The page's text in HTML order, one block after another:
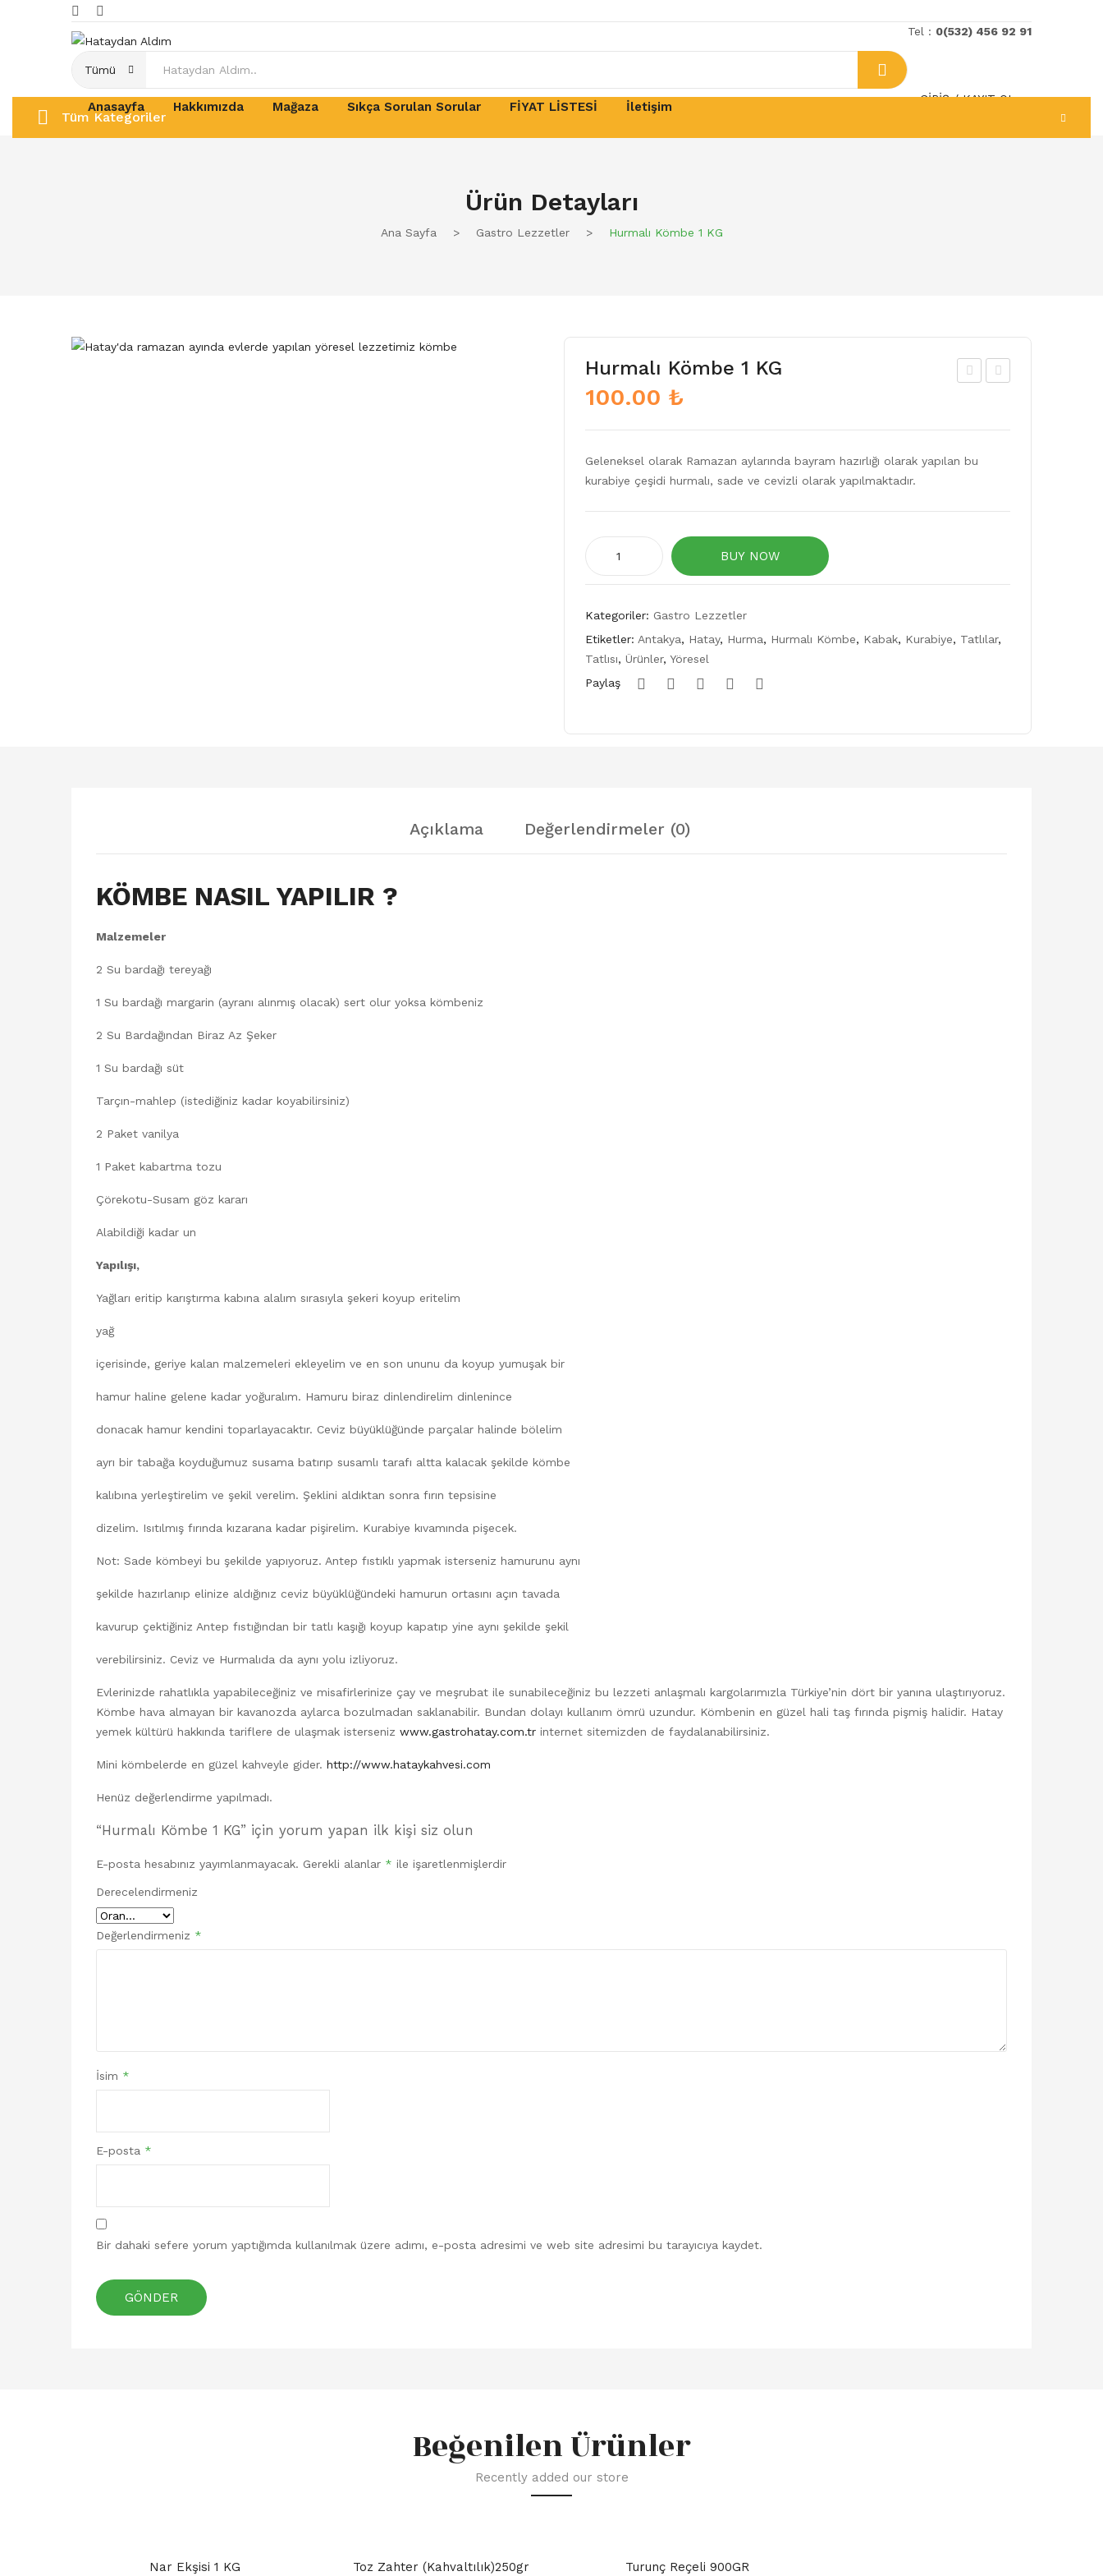
Tel : 0(532) 456 92 91
Tümü
GIRIŞ/KAYIT OL
Tüm Kategoriler
Anasayfa Hakkımızda Mağaza Sıkça Sorulan Sorular FİYAT LİSTESİ İletişim
Ürün Detayları
Ana Sayfa > Gastro Lezzetler > Hurmalı Kömbe 1 KG
tin
kg) 1KG
Hurmalı Kömbe 1 KG
100.00 ₺
Geleneksel olarak Ramazan aylarında bayram hazırlığı olarak yapılan bu
kurabiye çeşidi hurmalı, sade ve cevizli olarak yapılmaktadır.
Kömbe
1
BUY NOW
Kategoriler: Gastro Lezzetler
Etiketler: Antakya, Hatay, Hurma, Hurmalı Kömbe, Kabak, Kurabiye, Tatlılar,
Tatlısı, Ürünler, Yöresel
Paylaş
Açıklama Değerlendirmeler (0)
KÖMBE NASIL YAPILIR ?
Malzemeler
2 Su bardağı tereyağı
1 Su bardağı margarin (ayranı alınmış olacak) sert olur yoksa kömbeniz
2 Su Bardağından Biraz Az Şeker
1 Su bardağı süt
Tarçın-mahlep (istediğiniz kadar koyabilirsiniz)
2 Paket vanilya
1 Paket kabartma tozu
Çörekotu-Susam göz kararı
Alabildiği kadar un
Yapılışı,
Yağları eritip karıştırma kabına alalım sırasıyla şekeri koyup eritelim
yağ
içerisinde, geriye kalan malzemeleri ekleyelim ve en son ununu da koyup yumuşak bir
hamur haline gelene kadar yoğuralım. Hamuru biraz dinlendirelim dinlenince
donacak hamur kendini toparlayacaktır. Ceviz büyüklüğünde parçalar halinde bölelim
ayrı bir tabağa koyduğumuz susama batırıp susamlı tarafı altta kalacak şekilde kömbe
kalıbına yerleştirelim ve şekil verelim. Şeklini aldıktan sonra fırın tepsisine
dizelim. Isıtılmış fırında kızarana kadar pişirelim. Kurabiye kıvamında pişecek.
Not: Sade kömbeyi bu şekilde yapıyoruz. Antep fıstıklı yapmak isterseniz hamurunu aynı
şekilde hazırlanıp elinize aldığınız ceviz büyüklüğündeki hamurun ortasını açın tavada
kavurup çektiğiniz Antep fıstığından bir tatlı kaşığı koyup kapatıp yine aynı şekilde şekil
verebilirsiniz. Ceviz ve Hurmalıda da aynı yolu izliyoruz.
Evlerinizde rahatlıkla yapabileceğiniz ve misafirlerinize çay ve meşrubat ile sunabileceğiniz bu lezzeti anlaşmalı kargolarımızla Türkiye’nin dört bir yanına ulaştırıyoruz.
Kömbe hava almayan bir kavanozda aylarca bozulmadan saklanabilir. Bundan dolayı kullanım ömrü uzundur. Kömbenin en güzel hali taş fırında pişmiş halidir. Hatay
yemek kültürü hakkında tariflere de ulaşmak isterseniz www.gastrohatay.com.tr internet sitemizden de faydalanabilirsiniz.
Mini kömbelerde en güzel kahveyle gider. http://www.hataykahvesi.com
Henüz değerlendirme yapılmadı.
“Hurmalı Kömbe 1 KG” için yorum yapan ilk kişi siz olun
E-posta hesabınız yayımlanmayacak. Gerekli alanlar * ile işaretlenmişlerdir
Derecelendirmeniz
Değerlendirmeniz *
İsim *
E-posta *
Bir dahaki sefere yorum yaptığımda kullanılmak üzere adımı, e-posta adresimi ve web site adresimi bu tarayıcıya kaydet.
Beğenilen Ürünler
Recently added our store
Nar Ekşisi 1 KG Toz Zahter (Kahvaltılık)250gr Turunç Reçeli 900GR